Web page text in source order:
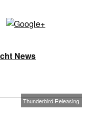
News
Thunderbird Releasing